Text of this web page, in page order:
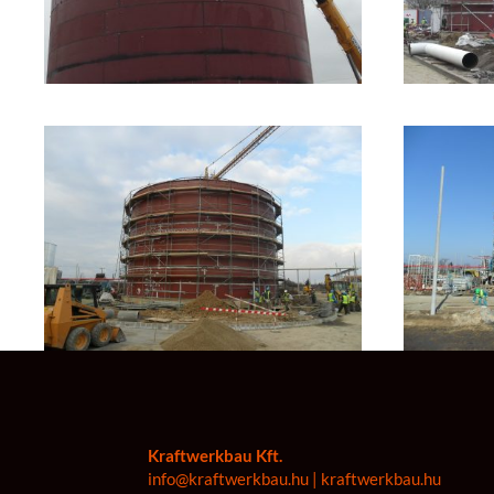
Kraftwerkbau Kft.
info@kraftwerkbau.hu | kraftwerkbau.hu